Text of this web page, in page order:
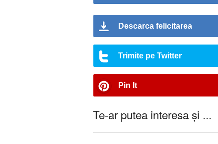
Descarca felicitarea
Trimite pe Twitter
Pin It
Te-ar putea interesa și ...